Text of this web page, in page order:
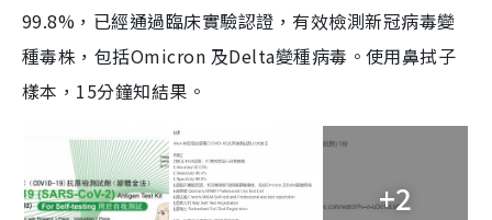
99.8%，已經通過臨床實驗認證，有效檢測新冠病毒變
種毒株，包括Omicron 及Delta變種病毒。使用鼻拭子
樣本，15分鐘知結果。
+2